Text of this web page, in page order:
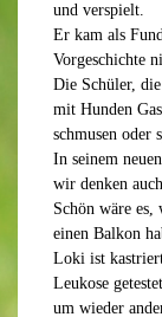
und verspielt.
Er kam als
Vorgeschichte
Die Schüler,
mit Hunden
schmusen oder
In seinem
wir denken
Schön wäre es,
einen Balkon
Loki ist
Leukose
um wieder